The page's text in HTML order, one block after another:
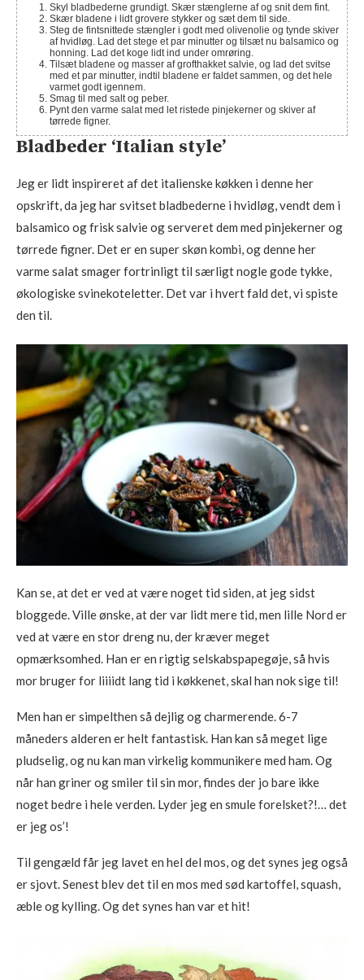
Skyl bladbederne grundigt. Skær stænglerne af og snit dem fint.
Skær bladene i lidt grovere stykker og sæt dem til side.
Steg de fintsnittede stængler i godt med olivenolie og tynde skiver
af hvidløg. Lad det stege et par minutter og tilsæt nu balsamico og
honning. Lad det koge lidt ind under omrøring.
Tilsæt bladene og masser af grofthakket salvie, og lad det svitse
med et par minutter, indtil bladene er faldet sammen, og det hele
varmet godt igennem.
Smag til med salt og peber.
Pynt den varme salat med let ristede pinjekerner og skiver af
tørrede figner.
Bladbeder ‘Italian style’
Jeg er lidt inspireret af det italienske køkken i denne her
opskrift, da jeg har svitset bladbederne i hvidløg, vendt dem i
balsamico og frisk salvie og serveret dem med pinjekerner og
tørrede figner. Det er en super skøn kombi, og denne her
varme salat smager fortrinligt til særligt nogle gode tykke,
økologiske svinekoteletter. Det var i hvert fald det, vi spiste
den til.
Kan se, at det er ved at være noget tid siden, at jeg sidst
bloggede. Ville ønske, at der var lidt mere tid, men lille Nord er
ved at være en stor dreng nu, der kræver meget
opmærksomhed. Han er en rigtig selskabspapegøje, så hvis
mor bruger for liiiidt lang tid i køkkenet, skal han nok sige til!
Men han er simpelthen så dejlig og charmerende. 6-7
måneders alderen er helt fantastisk. Han kan så meget lige
pludselig, og nu kan man virkelig kommunikere med ham. Og
når han griner og smiler til sin mor, findes der jo bare ikke
noget bedre i hele verden. Lyder jeg en smule forelsket?!… det
er jeg os’!
Til gengæld får jeg lavet en hel del mos, og det synes jeg også
er sjovt. Senest blev det til en mos med sød kartoffel, squash,
æble og kylling. Og det synes han var et hit!